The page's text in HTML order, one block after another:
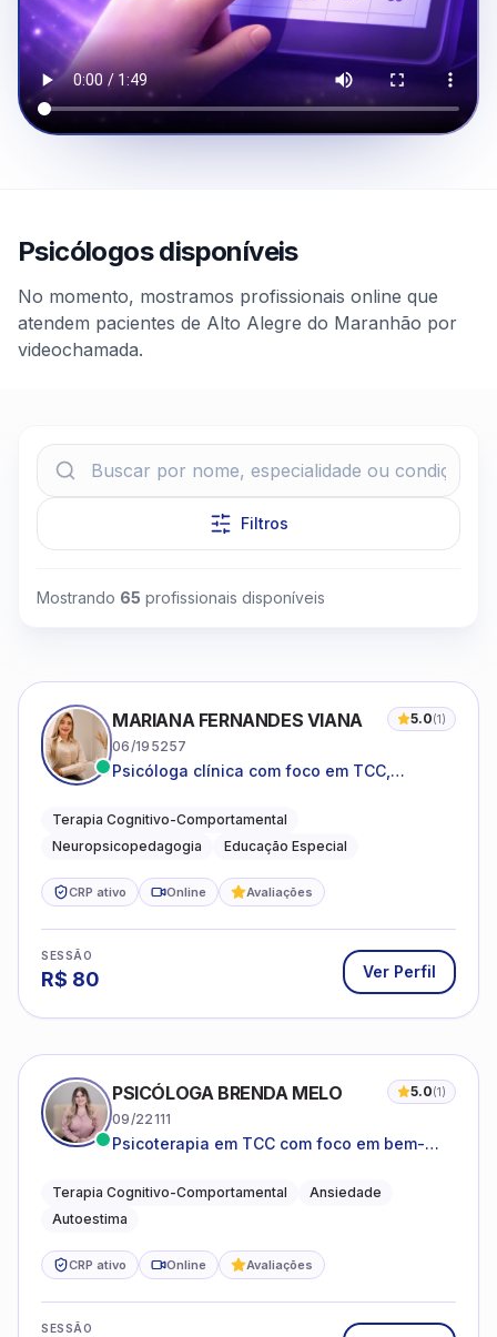
Psicólogos disponíveis
No momento, mostramos profissionais online que
atendem pacientes de Alto Alegre do Maranhão por
videochamada.
Filtros
Mostrando 65 profissionais disponíveis
MARIANA FERNANDES VIANA 5.0(1)
06/195257
Psicóloga clínica com foco em TCC,
do neurodesenvolvimento.
Terapia Cognitivo-Comportamental
Neuropsicopedagogia
Educação Especial
CRP ativo Online Avaliações
SESSÃO
R$ 80 Ver Perfil
PSICÓLOGA BRENDA MELO 5.0(1)
09/22111
Psicoterapia em TCC com foco em bem-
o cotidiano
Terapia Cognitivo-Comportamental
Ansiedade
Autoestima
CRP ativo Online Avaliações
SESSÃO